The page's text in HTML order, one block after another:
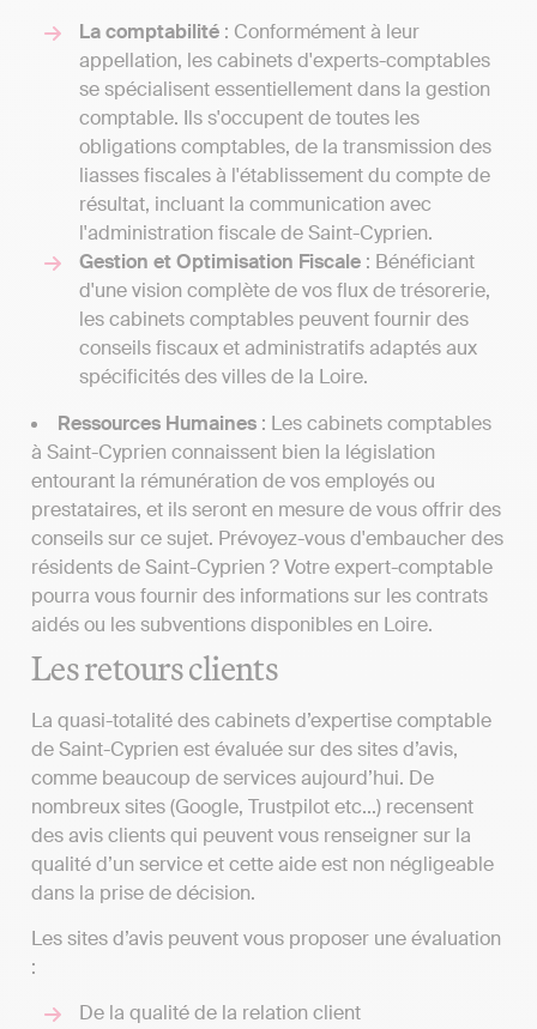
La comptabilité : Conformément à leur
appellation, les cabinets d'experts-comptables
se spécialisent essentiellement dans la gestion
comptable. Ils s'occupent de toutes les
obligations comptables, de la transmission des
liasses fiscales à l'établissement du compte de
résultat, incluant la communication avec
l'administration fiscale de Saint-Cyprien.
Gestion et Optimisation Fiscale : Bénéficiant
d'une vision complète de vos flux de trésorerie,
les cabinets comptables peuvent fournir des
conseils fiscaux et administratifs adaptés aux
spécificités des villes de la Loire.
Ressources Humaines : Les cabinets comptables
à Saint-Cyprien connaissent bien la législation
entourant la rémunération de vos employés ou
prestataires, et ils seront en mesure de vous offrir des
conseils sur ce sujet. Prévoyez-vous d'embaucher des
résidents de Saint-Cyprien ? Votre expert-comptable
pourra vous fournir des informations sur les contrats
aidés ou les subventions disponibles en Loire.
Les retours clients
La quasi-totalité des cabinets d’expertise comptable
de Saint-Cyprien est évaluée sur des sites d’avis,
comme beaucoup de services aujourd’hui. De
nombreux sites (Google, Trustpilot etc...) recensent
des avis clients qui peuvent vous renseigner sur la
qualité d’un service et cette aide est non négligeable
dans la prise de décision.
Les sites d’avis peuvent vous proposer une évaluation
:
De la qualité de la relation client